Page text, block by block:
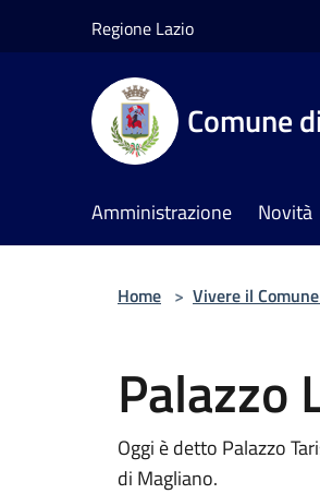
Regione Lazio
Comune
Amministrazione Novità
Home > Vivere il Comune
Palazzo
Oggi è detto Palazzo
di Magliano.